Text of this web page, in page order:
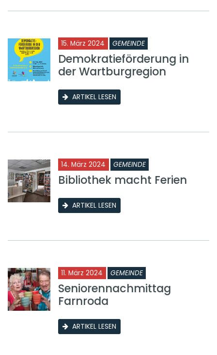
15. März 2024 GEMEINDE
Demokratieförderung in
der Wartburgregion
ARTIKEL LESEN
14. März 2024 GEMEINDE
Bibliothek macht Ferien
ARTIKEL LESEN
11. März 2024 GEMEINDE
Seniorennachmittag
Farnroda
ARTIKEL LESEN